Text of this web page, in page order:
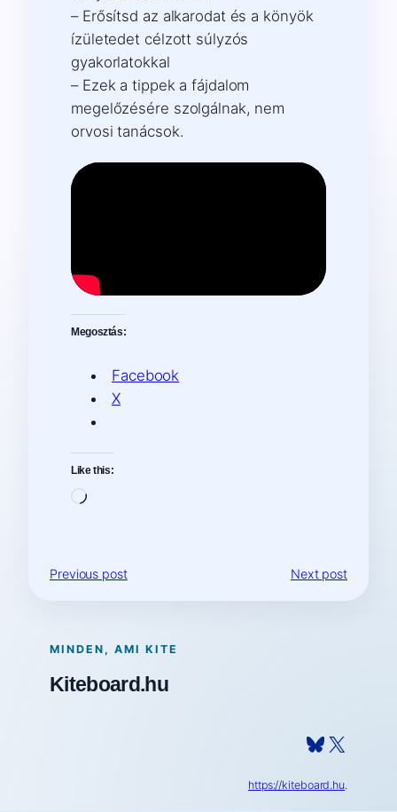
– Erősítsd az alkarodat és a könyök
ízületedet célzott súlyzós
gyakorlatokkal
– Ezek a tippek a fájdalom
megelőzésére szolgálnak, nem
orvosi tanácsok.
Megosztás:
Facebook
X
Like this:
Loading…
Previous post Next post
MINDEN, AMI KITE
Kiteboard.hu
Bluesky X
https://kiteboard.hu.